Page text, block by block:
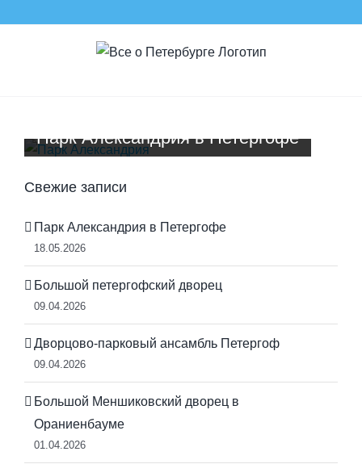
Парк Александрия в Петергофе
Свежие записи
Парк Александрия в Петергофе
18.05.2026
Большой петергофский дворец
09.04.2026
Дворцово-парковый ансамбль Петергоф
09.04.2026
Большой Меншиковский дворец в
Ораниенбауме
01.04.2026